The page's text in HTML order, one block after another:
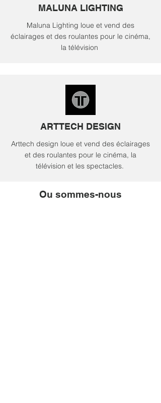
MALUNA LIGHTING
Maluna Lighting loue et vend des
éclairages et des roulantes pour le cinéma,
la télévision
ARTTECH DESIGN
Arttech design loue et vend des éclairages
et des roulantes pour le cinéma, la
télévision et les spectacles.
Ou sommes-nous